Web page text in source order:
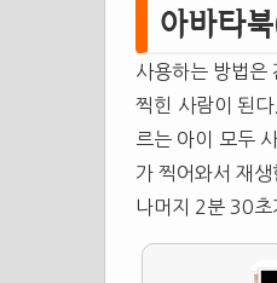
아바타
사용하는 방법은
찍힌 사람이 된
르는 아이 모두
가 찍어와서 재
나머지 2분 30초